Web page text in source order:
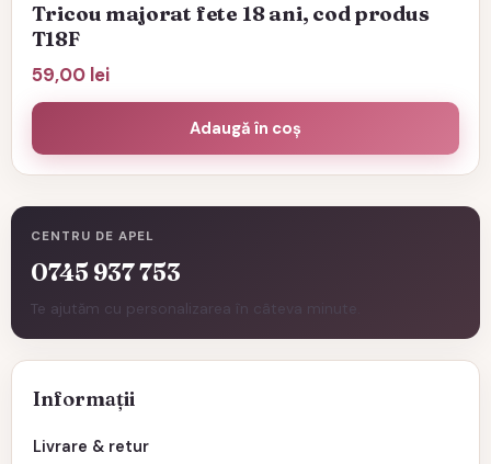
CENTRU DE APEL
0745 937 753
Te ajutăm cu personalizarea în câteva minute.
Informații
Livrare & retur
Tricou majorat fete 18 ani, cod produs
T18F
59,00 lei
Adaugă în coș